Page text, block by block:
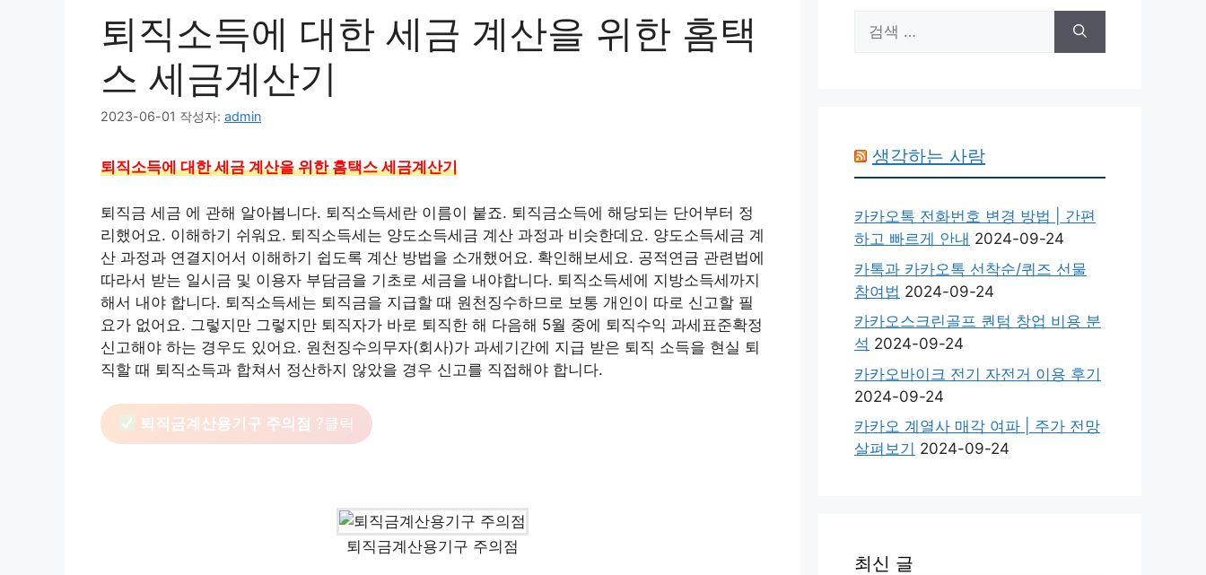
퇴직소득에 대한 세금 계산을 위한 홈택
스 세금계산기
2023-06-01 작성자: admin
퇴직소득에 대한 세금 계산을 위한 홈택스 세금계산기
퇴직금 세금 에 관해 알아봅니다. 퇴직소득세란 이름이 붙죠. 퇴직금소득에 해당되는 단어부터 정
리했어요. 이해하기 쉬워요. 퇴직소득세는 양도소득세금 계산 과정과 비슷한데요. 양도소득세금 계
산 과정과 연결지어서 이해하기 쉽도록 계산 방법을 소개했어요. 확인해보세요. 공적연금 관련법에
따라서 받는 일시금 및 이용자 부담금을 기초로 세금을 내야합니다. 퇴직소득세에 지방소득세까지
해서 내야 합니다. 퇴직소득세는 퇴직금을 지급할 때 원천징수하므로 보통 개인이 따로 신고할 필
요가 없어요. 그렇지만 그렇지만 퇴직자가 바로 퇴직한 해 다음해 5월 중에 퇴직수익 과세표준확정
신고해야 하는 경우도 있어요. 원천징수의무자(회사)가 과세기간에 지급 받은 퇴직 소득을 현실 퇴
직할 때 퇴직소득과 합쳐서 정산하지 않았을 경우 신고를 직접해야 합니다.
퇴직금계산용기구 주의점 ?클릭
퇴직금계산용기구 주의점
색:
생각하는 사람
카카오톡 전화번호 변경 방법 | 간편
하고 빠르게 안내 2024-09-24
카톡과 카카오톡 선착순/퀴즈 선물
참여법 2024-09-24
카카오스크린골프 퀀텀 창업 비용 분
석 2024-09-24
카카오바이크 전기 자전거 이용 후기
2024-09-24
카카오 계열사 매각 여파 | 주가 전망
살펴보기 2024-09-24
최신 글